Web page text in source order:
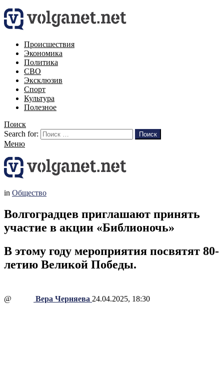
Происшествия
Экономика
Политика
СВО
Эксклюзив
Спорт
Культура
Полезное
Поиск
Search for:
Поиск
Меню
in Общество
Волгоградцев приглашают принять
участие в акции «Библионочь»
В этому году мероприятия посвятят 80-
летию Великой Победы.
@ Вера Черняева 24.04.2025, 18:30